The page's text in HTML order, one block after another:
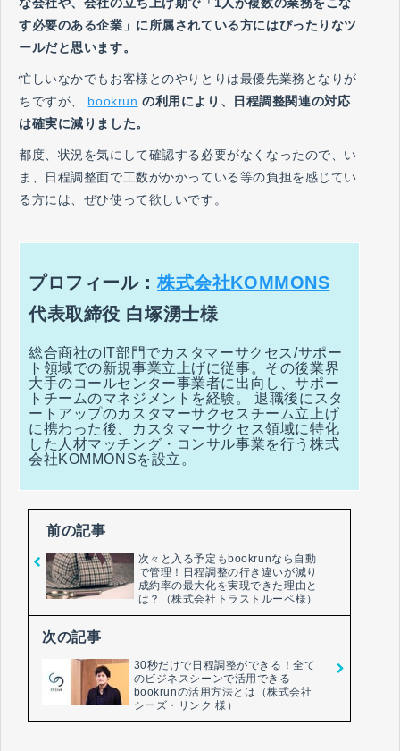
な会社や、会社の立ち上げ期で「1人が複数の業務をこな
す必要のある企業」に所属されている方にはぴったりなツ
ールだと思います。
忙しいなかでもお客様とのやりとりは最優先業務となりが
ちですが、 bookrun の利用により、日程調整関連の対応
は確実に減りました。
都度、状況を気にして確認する必要がなくなったので、い
ま、日程調整面で工数がかかっている等の負担を感じてい
る方には、ぜひ使って欲しいです。
プロフィール：株式会社KOMMONS
代表取締役 白塚湧士様
総合商社のIT部門でカスタマーサクセス/サポー
ト領域での新規事業立上げに従事。その後業界
大手のコールセンター事業者に出向し、サポー
トチームのマネジメントを経験。 退職後にスタ
ートアップのカスタマーサクセスチーム立上げ
に携わった後、カスタマーサクセス領域に特化
した人材マッチング・コンサル事業を行う株式
会社KOMMONSを設立。
前の記事
次々と入る予定もbookrunなら自動
で管理！日程調整の行き違いが減り
成約率の最大化を実現できた理由と
は？（株式会社トラストルーペ様）
次の記事
30秒だけで日程調整ができる！全て
のビジネスシーンで活用できる
bookrunの活用方法とは（株式会社
シーズ・リンク 様）